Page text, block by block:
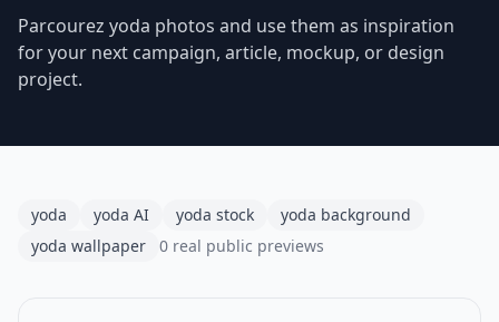
Parcourez yoda photos and use them as inspiration
for your next campaign, article, mockup, or design
project.
yoda yoda AI yoda stock
yoda background
yoda wallpaper
0 real public previews